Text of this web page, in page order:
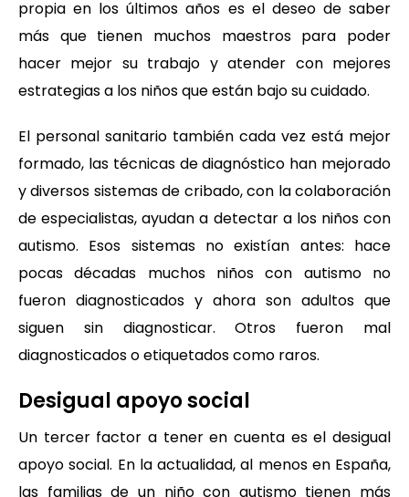
propia en los últimos años es el deseo de saber
más que tienen muchos maestros para poder
hacer mejor su trabajo y atender con mejores
estrategias a los niños que están bajo su cuidado.
El personal sanitario también cada vez está mejor
formado, las técnicas de diagnóstico han mejorado
y diversos sistemas de cribado, con la colaboración
de especialistas, ayudan a detectar a los niños con
autismo. Esos sistemas no existían antes: hace
pocas décadas muchos niños con autismo no
fueron diagnosticados y ahora son adultos que
siguen sin diagnosticar. Otros fueron mal
diagnosticados o etiquetados como raros.
Desigual apoyo social
Un tercer factor a tener en cuenta es el desigual
apoyo social. En la actualidad, al menos en España,
las familias de un niño con autismo tienen más